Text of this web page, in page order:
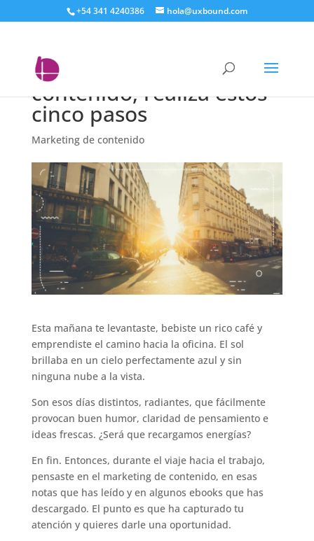
+54 341 4240386 hola@uxbound.com
Antes de comenzar con
el marketing de
contenido, realiza estos
cinco pasos
Marketing de contenido
Esta mañana te levantaste, bebiste un rico café y
emprendiste el camino hacia la oficina. El sol
brillaba en un cielo perfectamente azul y sin
ninguna nube a la vista.
Son esos días distintos, radiantes, que fácilmente
provocan buen humor, claridad de pensamiento e
ideas frescas. ¿Será que recargamos energías?
En fin. Entonces, durante el viaje hacia el trabajo,
pensaste en el marketing de contenido, en esas
notas que has leído y en algunos ebooks que has
descargado. El punto es que ha capturado tu
atención y quieres darle una oportunidad.